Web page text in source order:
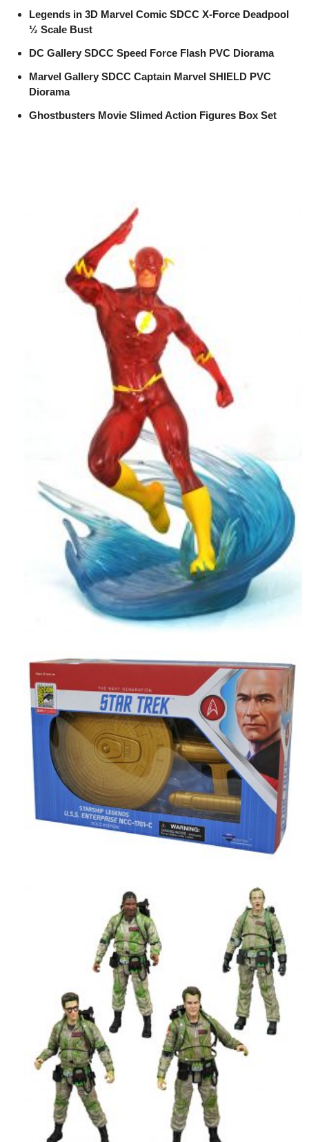
Legends in 3D Marvel Comic SDCC X-Force Deadpool
½ Scale Bust
DC Gallery SDCC Speed Force Flash PVC Diorama
Marvel Gallery SDCC Captain Marvel SHIELD PVC
Diorama
Ghostbusters Movie Slimed Action Figures Box Set